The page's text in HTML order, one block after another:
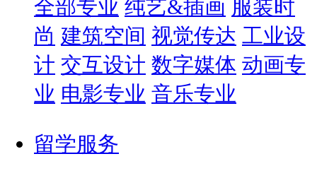
全部专业 纯艺&插画 服装时
尚 建筑空间 视觉传达 工业设
计 交互设计 数字媒体 动画专
业 电影专业 音乐专业
留学服务